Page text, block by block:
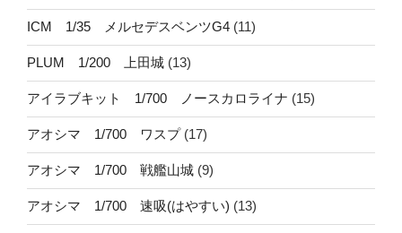
ICM 1/35 メルセデスベンツG4 (11)
PLUM 1/200 上田城 (13)
アイラブキット 1/700 ノースカロライナ (15)
アオシマ 1/700 ワスプ(17)
アオシマ 1/700 戦艦山城 (9)
アオシマ 1/700 速吸(はやすい) (13)